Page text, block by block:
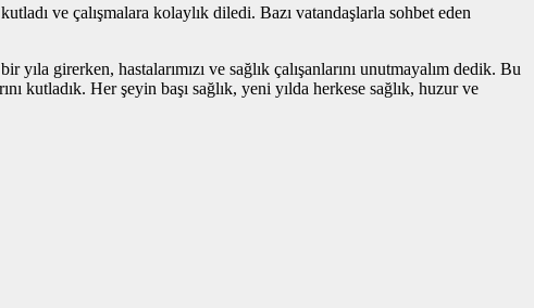
ve çalışmalara kolaylık diledi. Bazı vatandaşlarla sohbet eden
girerken, hastalarımızı ve sağlık çalışanlarını unutmayalım dedik. Bu
kutladık. Her şeyin başı sağlık, yeni yılda herkese sağlık, huzur ve